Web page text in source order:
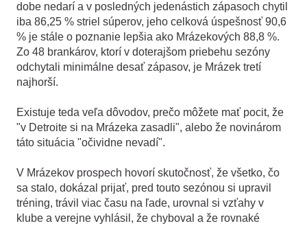
dobe nedarí a v posledných jedenástich zápasoch chytil
iba 86,25 % striel súperov, jeho celková úspešnosť 90,6
% je stále o poznanie lepšia ako Mrázekových 88,8 %.
Zo 48 brankárov, ktorí v doterajšom priebehu sezóny
odchytali minimálne desať zápasov, je Mrázek tretí
najhorší.
Existuje teda veľa dôvodov, prečo môžete mať pocit, že
"v Detroite si na Mrázeka zasadli", alebo že novinárom
táto situácia "očividne nevadí".
V Mrázekov prospech hovorí skutočnosť, že všetko, čo
sa stalo, dokázal prijať, pred touto sezónou si upravil
tréning, trávil viac času na ľade, urovnal si vzťahy v
klube a verejne vyhlásil, že chyboval a že rovnaké